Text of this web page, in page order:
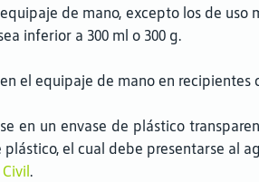
de mano, excepto los de
inferior a 300 ml o 300 g.
el equipaje de mano en recipientes
en un envase de plástico
el cual debe presentarse al
.